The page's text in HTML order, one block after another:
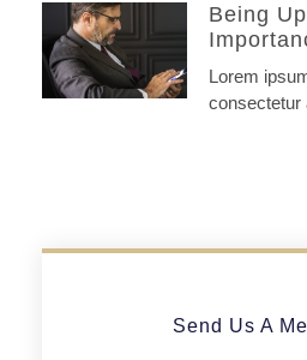
Being
Lorem
consectetur
Send Us A